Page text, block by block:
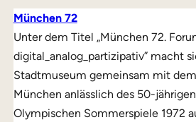
München 72
Unter dem Titel „München 72.
digital_analog_partizipativ” macht
Stadtmuseum gemeinsam mit
München anlässlich des 50-
Olympischen Sommerspiele 1972